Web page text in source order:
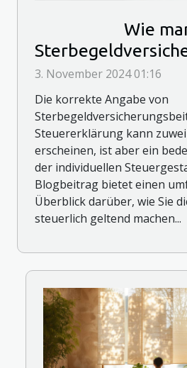
Wie
in der
3. November 2024 01:16
Die korrekte Angabe von
Steuererklärung kann
erscheinen, ist aber ein
der individuellen
Blogbeitrag bietet einen
Überblick darüber, wie Sie
steuerlich geltend machen...